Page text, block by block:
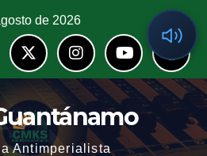
de 2026
Antimperialista